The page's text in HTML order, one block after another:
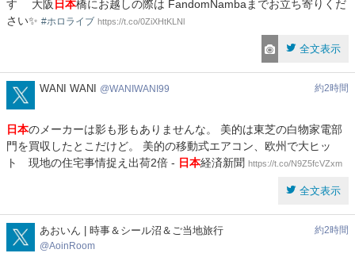
す 大阪 日本橋にお越しの際は FandomNambaまでお立ち寄りくだ
さい✨ #ホロライブ https://t.co/0ZiXHtKLNl
全文表示
WANIWANI99
WANI WANI WANIWANI99 約2時間
日本のメーカーは影も形もありませんな。 美的は東芝の白物家電部
門を買収したとこだけど。 美的の移動式エアコン、欧州で大ヒッ
ト 現地の住宅事情捉え出荷2倍 - 日本経済新聞 https://t.co/N9Z5fcVZxm
全文表示
AoinRoom
あおいん | 時事＆シール沼＆ご当地旅行
AoinRoom
約2時間